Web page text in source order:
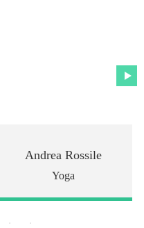
Andrea Rossile
Yoga